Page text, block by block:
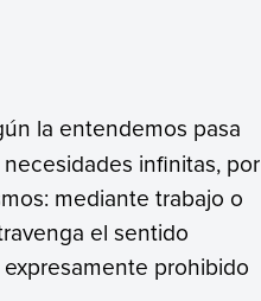
la entendemos pasa
infinitas, por
mediante trabajo o
el sentido
prohibido